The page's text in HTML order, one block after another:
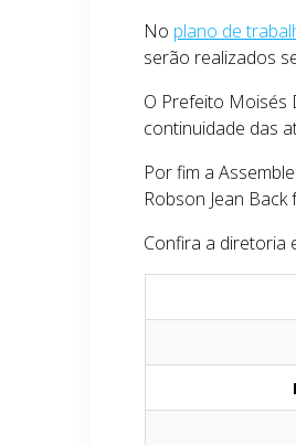
No plano de
serão realizados
O Prefeito Moisés
continuidade das
Por fim a
Robson Jean
Confira a diretoria